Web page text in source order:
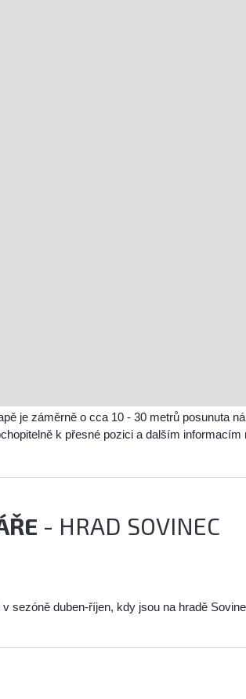
je záměrně o cca 10 - 30 metrů posunuta
k přesné pozici a dalším
- HRAD SOVINEC
sezóně duben-říjen, kdy jsou na hradě